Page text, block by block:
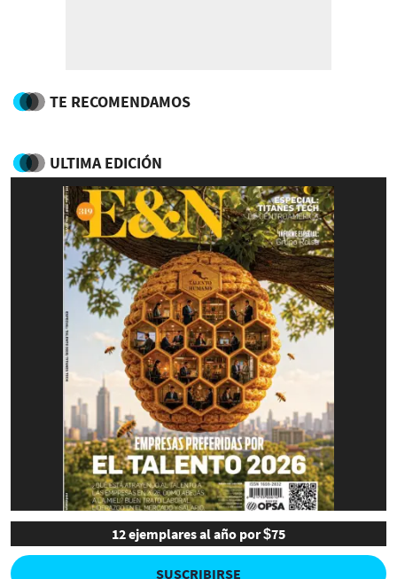
TE RECOMENDAMOS
ULTIMA EDICIÓN
12 ejemplares al año por $75
SUSCRIBIRSE